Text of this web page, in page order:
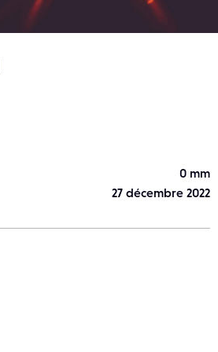
0 mm
27 décembre 2022